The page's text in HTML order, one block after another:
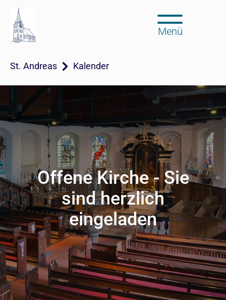
Menü
St. Andreas Kalender
Offene Kirche - Sie
sind herzlich
eingeladen